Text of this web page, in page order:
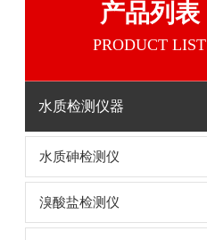
产品列表
PRODUCT LIST
水质检测仪器
水质砷检测仪
溴酸盐检测仪